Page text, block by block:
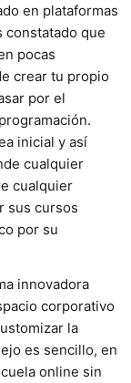
en plataformas
constatado que
pocas
crear tu propio
por el
inicial y así
cualquier
cualquier
sus cursos
por su
innovadora
corporativo
la
es sencillo, en
online sin